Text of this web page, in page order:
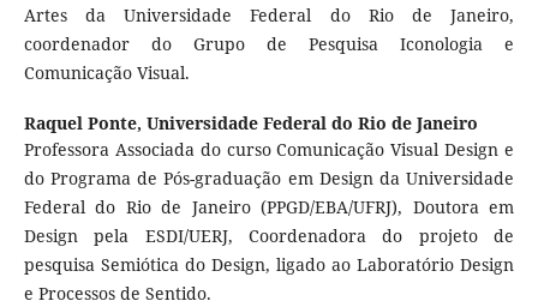
Artes da Universidade Federal do Rio de Janeiro,
coordenador do Grupo de Pesquisa Iconologia e
Comunicação Visual.
Raquel Ponte, Universidade Federal do Rio de Janeiro
Professora Associada do curso Comunicação Visual Design e
do Programa de Pós-graduação em Design da Universidade
Federal do Rio de Janeiro (PPGD/EBA/UFRJ), Doutora em
Design pela ESDI/UERJ, Coordenadora do projeto de
pesquisa Semiótica do Design, ligado ao Laboratório Design
e Processos de Sentido.